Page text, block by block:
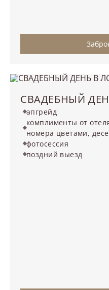
СВАДЕБНЫЙ
апгрейд
комплименты от
номера цветами,
фотосессия
поздний выезд